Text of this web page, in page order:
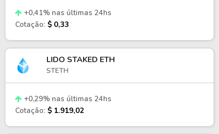
+0,41% nas últimas 24hs
Cotação: $ 0,33
LIDO STAKED ETH
STETH
+0,29% nas últimas 24hs
Cotação: $ 1.919,02